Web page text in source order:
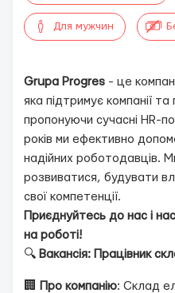
Для мужчин
Grupa Progres - це
яка підтримує компанії та
пропонуючи сучасні HR-
років ми ефективно
надійних роботодавців.
розвиватися, будувати
свої компетенції.
Приєднуйтесь до нас і
на роботі!
🔍 Вакансія: Працівник
🏢 Про компанію: Cклад